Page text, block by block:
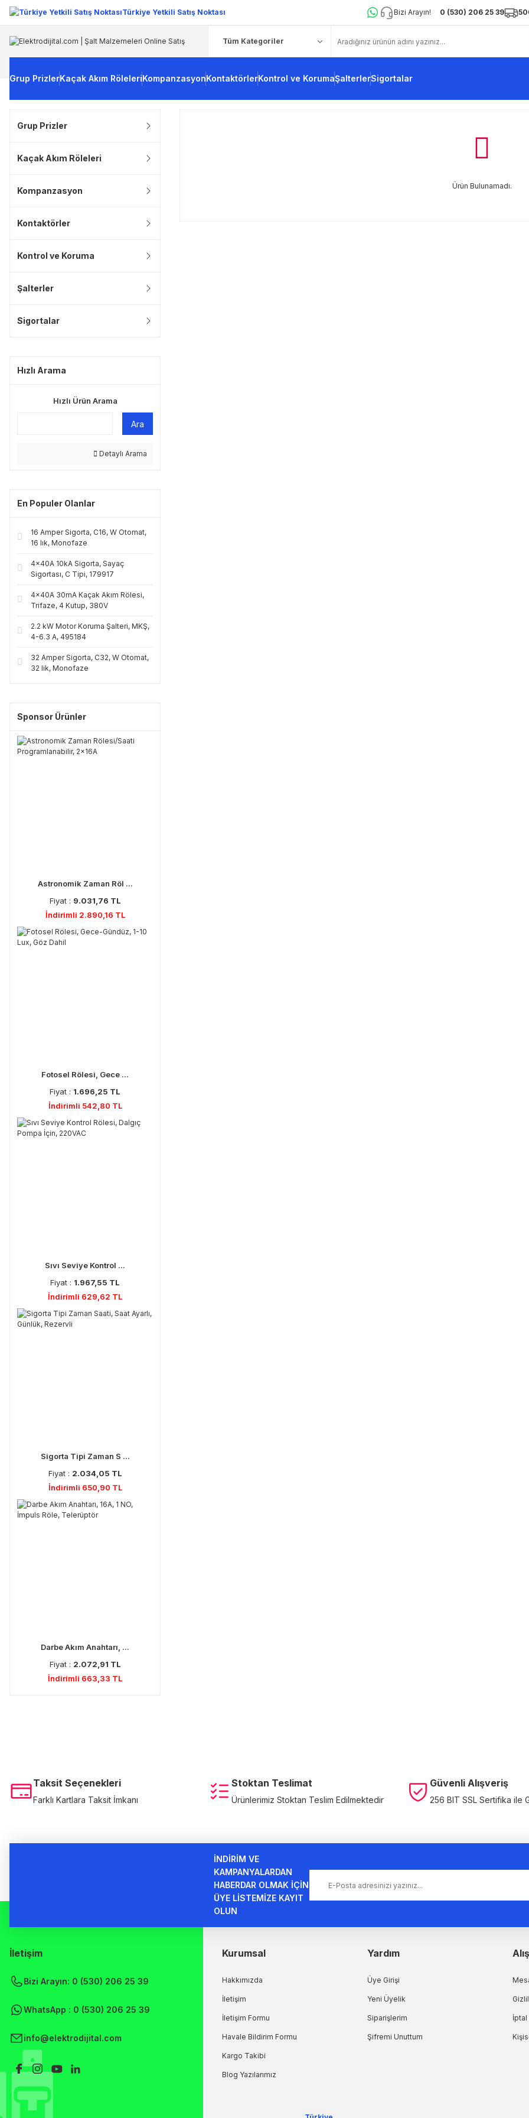
Türkiye Yetkili Satış Noktası Bizi Arayın! 0 (530) 206 25 39
Grup PrizlerKaçak Akım RöleleriKompanzasyonKontaktörlerKontrol ve KorumaŞalterlerSigortalar
Grup Prizler
Kaçak Akım Röleleri
Kompanzasyon
Kontaktörler
Kontrol ve Koruma
Şalterler
Sigortalar
Hızlı Arama
Hızlı Ürün Arama
Ara
Detaylı Arama
En Populer Olanlar
16 Amper Sigorta, C16, W Otomat,
16 lık, Monofaze
4x40A 10kA Sigorta, Sayaç
Sigortası, C Tipi, 179917
4x40A 30mA Kaçak Akım Rölesi,
Trifaze, 4 Kutup, 380V
2.2 kW Motor Koruma Şalteri, MKŞ,
4-6.3 A, 495184
32 Amper Sigorta, C32, W Otomat,
32 lik, Monofaze
Sponsor Ürünler
Astronomik Zaman Röl ...
Fiyat : 9.031,76 TL
İndirimli 2.890,16 TL
Fotosel Rölesi, Gece ...
Fiyat : 1.696,25 TL
İndirimli 542,80 TL
Sıvı Seviye Kontrol ...
Fiyat : 1.967,55 TL
İndirimli 629,62 TL
Sigorta Tipi Zaman S ...
Fiyat : 2.034,05 TL
İndirimli 650,90 TL
Darbe Akım Anahtarı, ...
Fiyat : 2.072,91 TL
İndirimli 663,33 TL
Ürün Bulunamadı.
Taksit Seçenekleri
Farklı Kartlara Taksit İmkanı
Stoktan Teslimat
Ürünlerimiz Stoktan Teslim Edilmektedir
Güvenli Alışveriş
256 BIT SSL Sertifika ile
İNDİRİM VE
KAMPANYALARDAN
HABERDAR OLMAK İÇİN
ÜYE LİSTEMİZE KAYIT
OLUN
İletişim
Bizi Arayın: 0 (530) 206 25 39
WhatsApp : 0 (530) 206 25 39
info@elektrodijital.com
Kurumsal
Hakkımızda
İletişim
İletişim Formu
Havale Bildirim Formu
Kargo Takibi
Blog Yazılarımız
Yardım
Üye Girişi
Yeni Üyelik
Siparişlerim
Şifremi Unuttum
İptal